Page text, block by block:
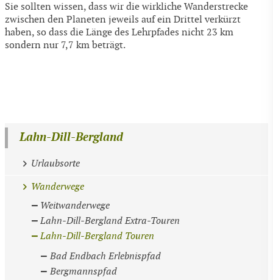
Sie sollten wissen, dass wir die wirkliche Wanderstrecke
zwischen den Planeten jeweils auf ein Drittel verkürzt
haben, so dass die Länge des Lehrpfades nicht 23 km
sondern nur 7,7 km beträgt.
Lahn-Dill-Bergland
Urlaubsorte
Wanderwege
Weitwanderwege
Lahn-Dill-Bergland Extra-Touren
Lahn-Dill-Bergland Touren
Bad Endbach Erlebnispfad
Bergmannspfad